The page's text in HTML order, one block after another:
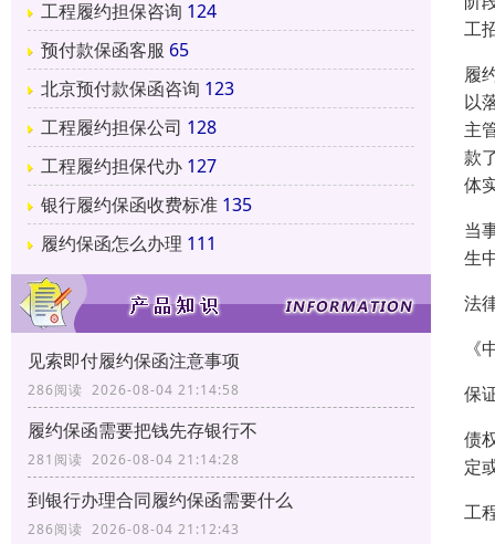
工程履约担保咨询 124
预付款保函客服 65
北京预付款保函咨询 123
工程履约担保公司 128
工程履约担保代办 127
银行履约保函收费标准 135
履约保函怎么办理 111
见索即付履约保函注意事项
286阅读 2026-08-04 21:14:58
履约保函需要把钱先存银行不
281阅读 2026-08-04 21:14:28
到银行办理合同履约保函需要什么
286阅读 2026-08-04 21:12:43
工
履
以
主
款
体
当
生
法
保
债
定
工